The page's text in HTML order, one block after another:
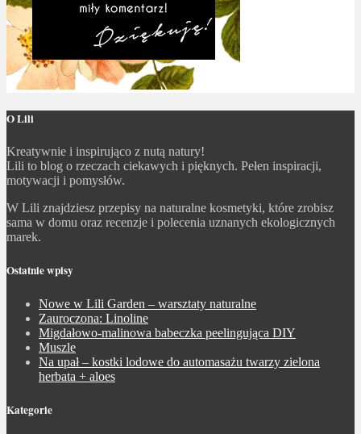
O Lili
Kreatywnie i inspirująco z nutą natury!
Lili to blog o rzeczach ciekawych i pięknych. Pełen inspiracji,
motywacji i pomysłów.
W Lili znajdziesz przepisy na naturalne kosmetyki, które zrobisz
sama w domu oraz recenzje i polecenia uznanych ekologicznych
marek.
Ostatnie wpisy
Nowe w Lili Garden – warsztaty naturalne
Zauroczona: Linoline
Migdałowo-malinowa babeczka peelingująca DIY
Muszle
Na upał – kostki lodowe do automasażu twarzy zielona
herbata + aloes
Kategorie